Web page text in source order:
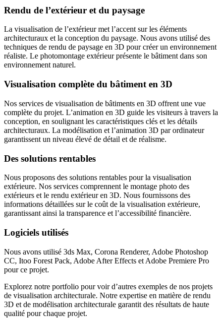
Rendu de l’extérieur et du paysage
La visualisation de l’extérieur met l’accent sur les éléments
architecturaux et la conception du paysage. Nous avons utilisé des
techniques de rendu de paysage en 3D pour créer un environnement
réaliste. Le photomontage extérieur présente le bâtiment dans son
environnement naturel.
Visualisation complète du bâtiment en 3D
Nos services de visualisation de bâtiments en 3D offrent une vue
complète du projet. L’animation en 3D guide les visiteurs à travers la
conception, en soulignant les caractéristiques clés et les détails
architecturaux. La modélisation et l’animation 3D par ordinateur
garantissent un niveau élevé de détail et de réalisme.
Des solutions rentables
Nous proposons des solutions rentables pour la visualisation
extérieure. Nos services comprennent le montage photo des
extérieurs et le rendu extérieur en 3D. Nous fournissons des
informations détaillées sur le coût de la visualisation extérieure,
garantissant ainsi la transparence et l’accessibilité financière.
Logiciels utilisés
Nous avons utilisé 3ds Max, Corona Renderer, Adobe Photoshop
CC, Itoo Forest Pack, Adobe After Effects et Adobe Premiere Pro
pour ce projet.
Explorez notre portfolio pour voir d’autres exemples de nos projets
de visualisation architecturale. Notre expertise en matière de rendu
3D et de modélisation architecturale garantit des résultats de haute
qualité pour chaque projet.